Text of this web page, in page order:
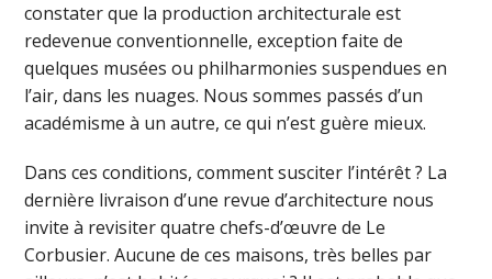
constater que la production architecturale est
redevenue conventionnelle, exception faite de
quelques musées ou philharmonies suspendues en
l’air, dans les nuages. Nous sommes passés d’un
académisme à un autre, ce qui n’est guère mieux.
Dans ces conditions, comment susciter l’intérêt ? La
dernière livraison d’une revue d’architecture nous
invite à revisiter quatre chefs-d’œuvre de Le
Corbusier. Aucune de ces maisons, très belles par